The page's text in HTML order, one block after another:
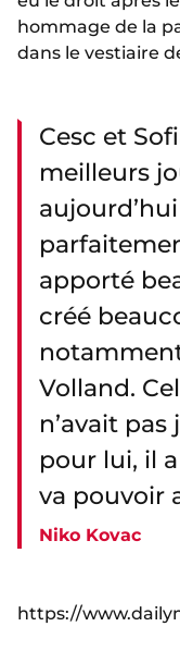
hommage de la
dans le vestiaire
Cesc et
meilleurs
apporté
créé
Volland.
n’avait
pour lui, il
va pouvoir
Niko Kovac
https://